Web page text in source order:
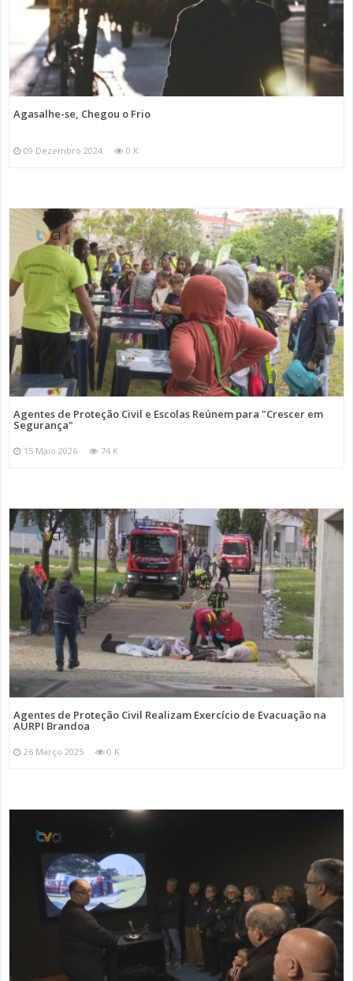
Agasalhe-se, Chegou o Frio
09 Dezembro 2024 0 K
Agentes de Proteção Civil e Escolas Reúnem para "Crescer em
Segurança"
15 Maio 2026 74 K
Agentes de Proteção Civil Realizam Exercício de Evacuação na
AURPI Brandoa
26 Março 2025 0 K